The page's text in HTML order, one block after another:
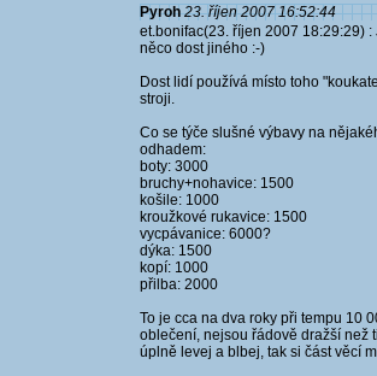
Pyroh 23. říjen 2007 16:52:44
et.bonifac(23. říjen 2007 18:29:29)
něco dost jiného :-)
Dost lidí používá místo toho
stroji.
Co se týče slušné výbavy na
odhadem:
boty: 3000
bruchy+nohavice: 1500
košile: 1000
kroužkové rukavice: 1500
vycpávanice: 6000?
dýka: 1500
kopí: 1000
přilba: 2000
To je cca na dva roky při tempu 10
oblečení, nejsou řádově dražší než
úplně levej a blbej, tak si část věcí